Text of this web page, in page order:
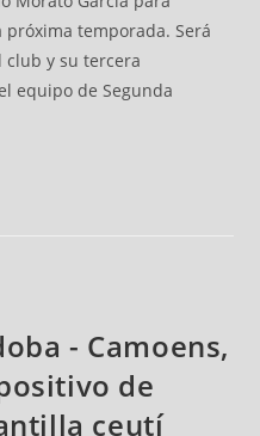
temporada. Será
y su tercera
equipo de Segunda
- Camoens,
de
ceutí